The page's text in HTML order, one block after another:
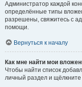
Администратор каждой
определённые типы
разрешены, свяжитесь с
помощи.
Вернуться к началу
Как мне найти мои
Чтобы найти список
личный раздел и